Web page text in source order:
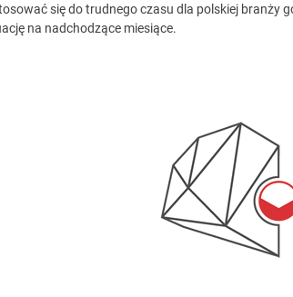
się do trudnego czasu dla polskiej branży
na nadchodzące miesiące.